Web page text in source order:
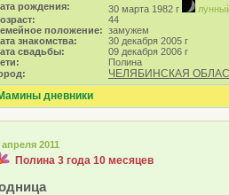
рождения: 30 марта 1982 г
44
положение: замужем
знакомства:
30 декабря 2005 г
свадьбы:
09 декабря 2006 г
Полина
ЧЕЛЯБИНСКАЯ
дневники
апреля 2011
Полина 3 года 10 месяцев